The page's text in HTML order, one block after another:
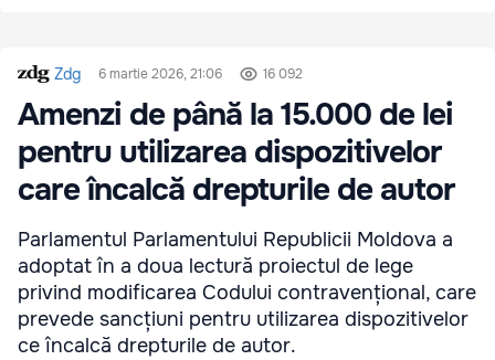
Zdg 6 martie 2026, 21:06 16 092
Amenzi de până la 15.000 de lei
pentru utilizarea dispozitivelor
care încalcă drepturile de autor
Parlamentul Parlamentului Republicii Moldova a
adoptat în a doua lectură proiectul de lege
privind modificarea Codului contravențional, care
prevede sancțiuni pentru utilizarea dispozitivelor
ce încalcă drepturile de autor.